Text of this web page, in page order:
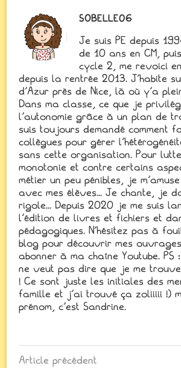
SOBELLE06
Je suis PE depuis
de 10 ans en CM,
cycle 2, me revoici en
depuis la rentrée 2013. J'habite
d'Azur près de Nice, là où y'a
Dans ma classe, ce que je
l'autonomie grâce à un plan de
suis toujours demandé comment
collègues pour gérer
sans cette organisation. Pour
monotonie et contre certains
métier un peu pénibles, je
avec mes élèves... Je chante, je
rigole... Depuis 2020 je me suis
l'édition de livres et fichiers et
pédagogiques. N'hésitez pas à
blog pour découvrir mes
abonner à ma chaîne Youtube. PS
ne veut pas dire que je me
! Ce sont juste les initiales des
famille et j'ai trouvé ça zoliiiii !)
prénom, c'est Sandrine.
Article précédent